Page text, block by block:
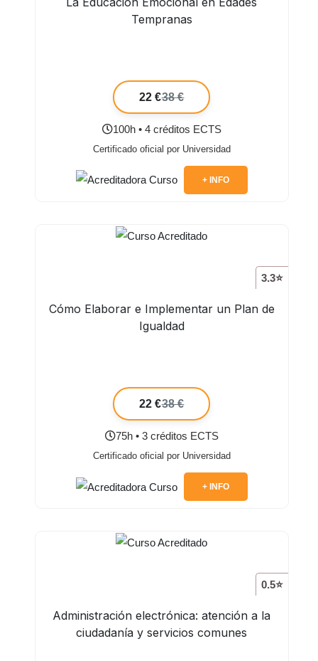
Tempranas
22 €38 €
100h • 4 créditos ECTS
Certificado oficial por Universidad
+ INFO
3.3⭐
Cómo Elaborar e Implementar un Plan de
Igualdad
22 €38 €
75h • 3 créditos ECTS
Certificado oficial por Universidad
+ INFO
0.5⭐
Administración electrónica: atención a la
ciudadanía y servicios comunes